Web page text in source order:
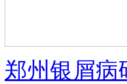
郑州银屑病